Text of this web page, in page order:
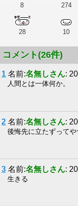
8 274
28 10
コメント(26件)
1 名前:名無しさん:
人間とは一体何か。
2 名前:名無しさん:
後悔先に立たずってや
3 名前:名無しさん:
生きる